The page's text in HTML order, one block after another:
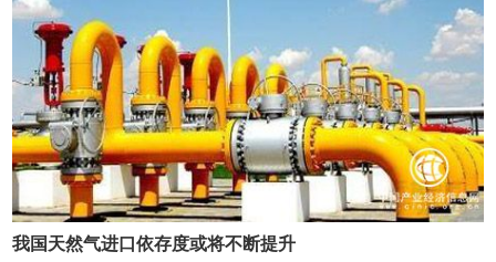
我国天然气进口依存度或将不断提升